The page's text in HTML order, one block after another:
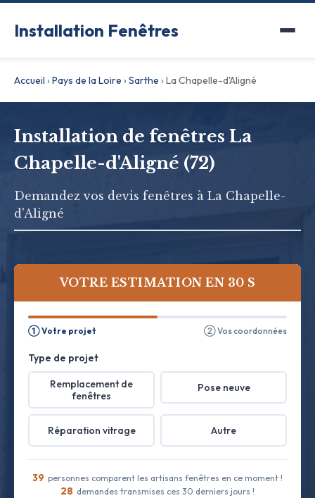
Installation Fenêtres
Accueil ›Pays de la Loire ›Sarthe ›La Chapelle-d'Aligné
Installation de fenêtres La
Chapelle-d'Aligné (72)
Demandez vos devis fenêtres à La Chapelle-
d'Aligné
VOTRE ESTIMATION EN 30 S
① Votre projet ② Vos coordonnées
Type de projet
Remplacement de
fenêtres
Pose neuve
Réparation vitrage Autre
39 personnes comparent les artisans fenêtres en ce moment !
28 demandes transmises ces 30 derniers jours !